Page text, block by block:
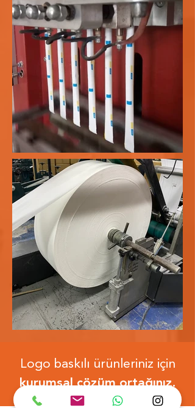
Logo baskılı ürünleriniz için
kurumsal çözüm ortağınız.